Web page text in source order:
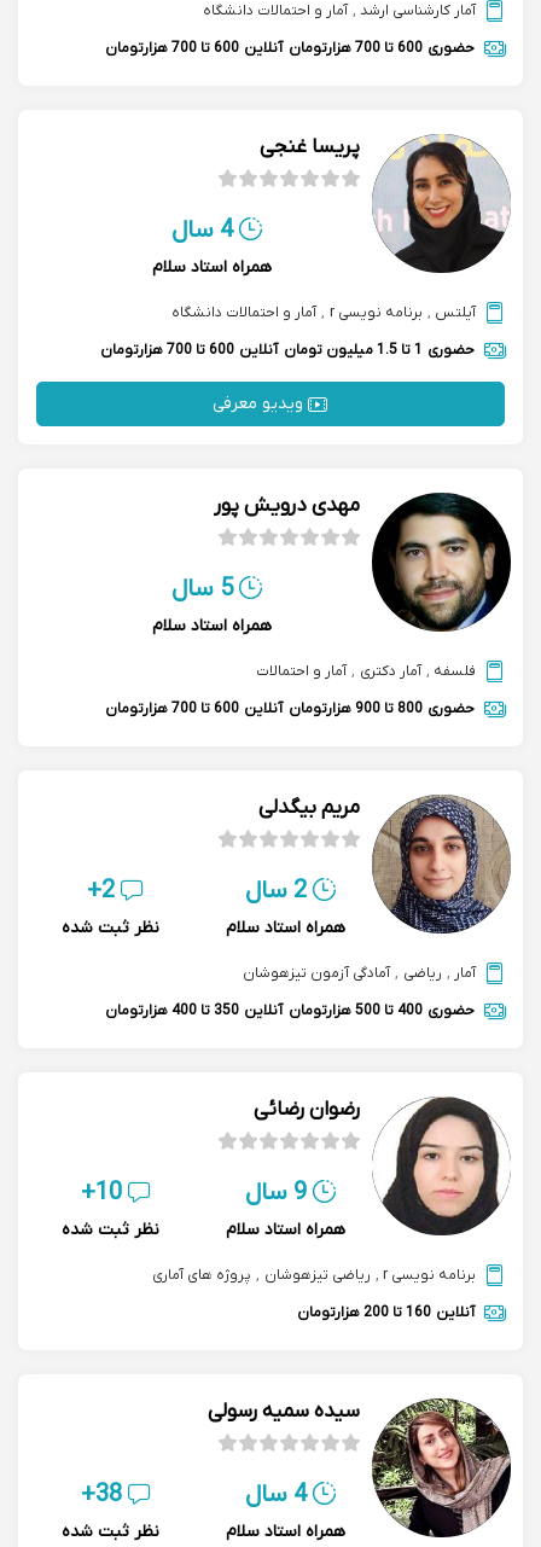
آمار کارشناسی ارشد , آمار و احتمالات دانشگاه
حضوری 600 تا 700 هزارتومان آنلاین 600 تا 700 هزارتومان
پریسا غنجی
4 سال
همراه استاد سلام
آیلتس , برنامه نویسی r , آمار و احتمالات دانشگاه
حضوری 1 تا 1.5 میلیون تومان آنلاین 600 تا 700 هزارتومان
ویدیو معرفی
مهدی درویش پور
5 سال
همراه استاد سلام
فلسفه , آمار دکتری , آمار و احتمالات
حضوری 800 تا 900 هزارتومان آنلاین 600 تا 700 هزارتومان
مریم بیگدلی
2 سال
همراه استاد سلام
2+
نظر ثبت شده
آمار , ریاضی , آمادگی آزمون تیزهوشان
حضوری 400 تا 500 هزارتومان آنلاین 350 تا 400 هزارتومان
رضوان رضائی
9 سال
همراه استاد سلام
10+
نظر ثبت شده
برنامه نویسی r , ریاضی تیزهوشان , پروژه های آماری
آنلاین 160 تا 200 هزارتومان
سیده سمیه رسولی
4 سال
همراه استاد سلام
38+
نظر ثبت شده